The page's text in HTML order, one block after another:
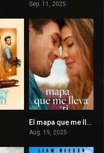
Sep. 11, 2025
6.2El mapa que me lleva a ti
Aug. 19, 2025